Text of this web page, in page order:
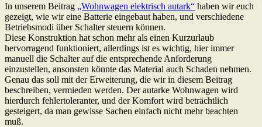
In unserem Beitrag „Wohnwagen elektrisch autark“ haben wir euch
gezeigt, wie wir eine Batterie eingebaut haben, und verschiedene
Betriebsmodi über Schalter steuern können.
Diese Konstruktion hat schon mehr als einen Kurzurlaub
hervorragend funktioniert, allerdings ist es wichtig, hier immer
manuell die Schalter auf die entsprechende Anforderung
einzustellen, ansonsten könnte das Material auch Schaden nehmen.
Genau das soll mit der Erweiterung, die wir in diesem Beitrag
beschreiben, vermieden werden. Der autarke Wohnwagen wird
hierdurch fehlertoleranter, und der Komfort wird beträchtlich
gesteigert, da man gewisse Sachen einfach nicht mehr beachten
muß.